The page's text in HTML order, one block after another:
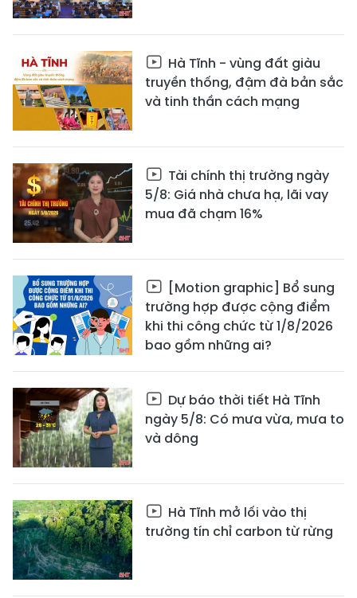
Hà Tĩnh - vùng đất giàu
truyền thống, đậm đà bản sắc
và tinh thần cách mạng
Tài chính thị trường ngày
5/8: Giá nhà chưa hạ, lãi vay
mua đã chạm 16%
[Motion graphic] Bổ sung
trường hợp được cộng điểm
khi thi công chức từ 1/8/2026
bao gồm những ai?
Dự báo thời tiết Hà Tĩnh
ngày 5/8: Có mưa vừa, mưa to
và dông
Hà Tĩnh mở lối vào thị
trường tín chỉ carbon từ rừng